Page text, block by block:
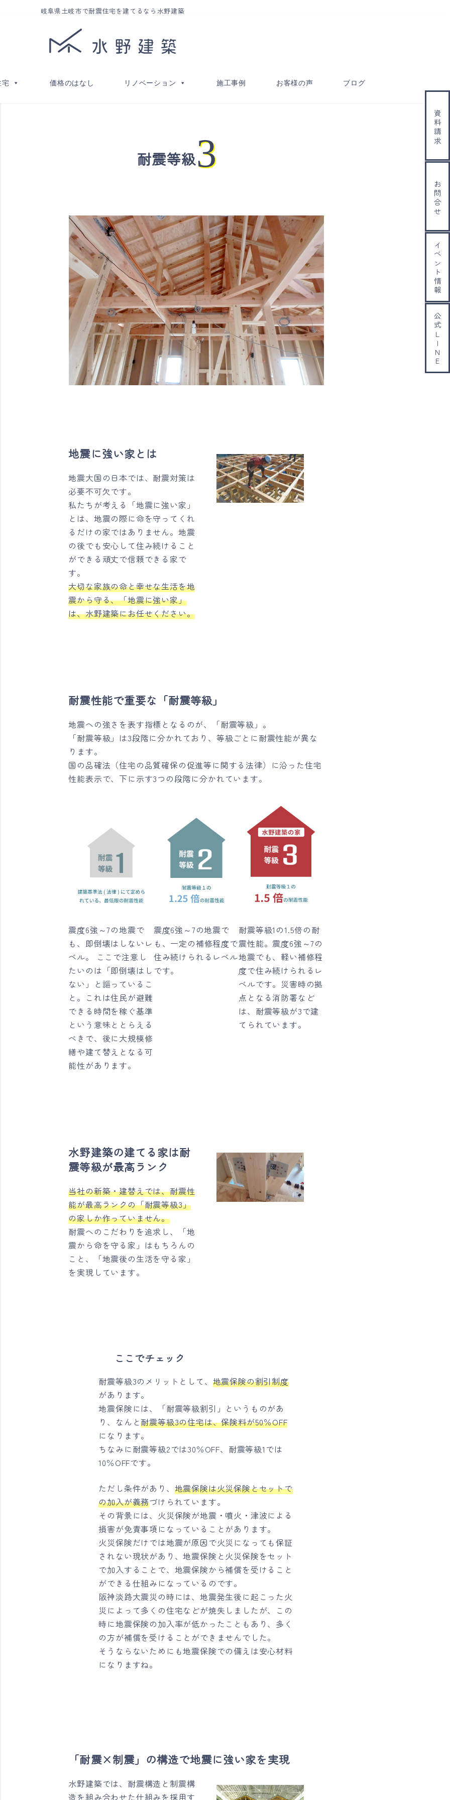
岐阜県土岐市で耐震住宅を建てるなら水野建築
宅 価格のはなし リノベーション 施工事例 お客様の声 ブログ
耐震等級3
地震に強い家とは
地震大国の日本では、耐震対策は
必要不可欠です。
私たちが考える「地震に強い家」
とは、地震の際に命を守ってくれ
るだけの家ではありません。地震
の後でも安心して住み続けること
ができる頑丈で信頼できる家で
す。
大切な家族の命と幸せな生活を地
震から守る、「地震に強い家」
は、水野建築にお任せください。
耐震性能で重要な「耐震等級」
地震への強さを表す指標となるのが、「耐震等級」。
「耐震等級」は3段階に分かれており、等級ごとに耐震性能が異な
ります。
国の品確法（住宅の品質確保の促進等に関する法律）に沿った住宅
性能表示で、下に示す3つの段階に分かれています。
震度6強～7の地震で
も、即倒壊はしないレ
ベル。 ここで注意し
たいのは「即倒壊はし
ない」と謳っているこ
と。これは住民が避難
できる時間を稼ぐ基準
という意味ととらえる
べきで、後に大規模修
繕や建て替えとなる可
能性があります。
震度6強～7の地震で
も、一定の補修程度で
住み続けられるレベル
です。
耐震等級1の1.5倍の耐
震性能。震度6強～7の
地震でも、軽い補修程
度で住み続けられるレ
ベルです。災害時の拠
点となる消防署など
は、耐震等級が3で建
てられています。
水野建築の建てる家は耐
震等級が最高ランク
当社の新築・建替えでは、耐震性
能が最高ランクの「耐震等級3」
の家しか作っていません。
耐震へのこだわりを追求し、「地
震から命を守る家」はもちろんの
こと、「地震後の生活を守る家」
を実現しています。
ここでチェック
耐震等級3のメリットとして、 地震保険の割引制度
があります。
地震保険には、「耐震等級割引」というものがあ
り、なんと耐震等級3の住宅は、保険料が50％OFF
になります。
ちなみに耐震等級2では30％OFF、耐震等級1では
10％OFFです。
ただし条件があり、 地震保険は火災保険とセットで
の加入が義務づけられています。
その背景には、火災保険が地震・噴火・津波による
損害が免責事項になっていることがあります。
火災保険だけでは地震が原因で火災になっても保証
されない現状があり、地震保険と火災保険をセット
で加入することで、地震保険から補償を受けること
ができる仕組みになっているのです。
阪神淡路大震災の時には、地震発生後に起こった火
災によって多くの住宅などが焼失しましたが、この
時に地震保険の加入率が低かったこともあり、多く
の方が補償を受けることができませんでした。
そうならないためにも地震保険での備えは安心材料
になりますね。
「耐震×制震」の構造で地震に強い家を実現
水野建築では、耐震構造と制震構
造を組み合わせた仕組みを採用す
資料請求
お問合せ
イベント情報
公式ＬＩＮＥ